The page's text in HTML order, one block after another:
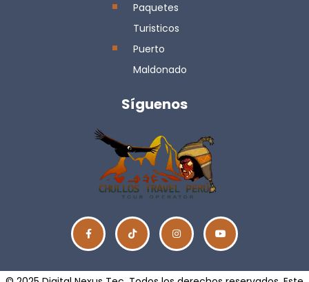
Paquetes
Turisticos
Puerto
Maldonado
Síguenos